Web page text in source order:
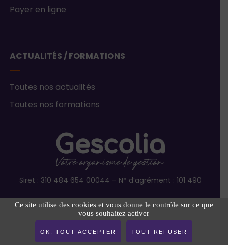
Ce site utilise des cookies et vous donne le contrôle sur ce que
vous souhaitez activer
OK, TOUT ACCEPTER TOUT REFUSER
Payer en ligne
ACTUALITÉS / FORMATIONS
Toutes nos actualités
Toutes nos formations
Siret : 310 484 654 00044 – N° d’agrément : 101 490